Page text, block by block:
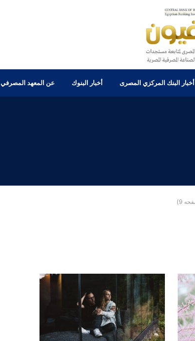
أخبار البنك المركزي المصرى أخبار البنوك عن المعهد المصرفي